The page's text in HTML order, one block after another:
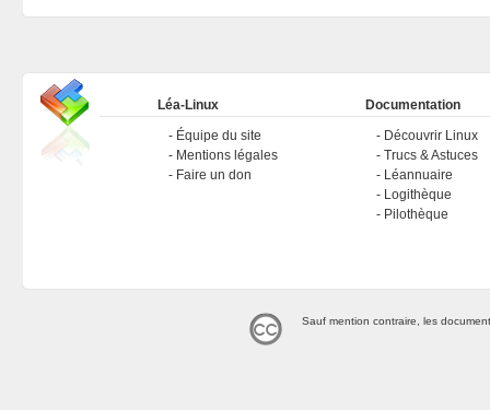
Léa-Linux
Équipe du site
Mentions légales
Faire un don
Documentation
Découvrir Linux
Trucs & Astuces
Léannuaire
Logithèque
Pilothèque
Sauf mention contraire, les